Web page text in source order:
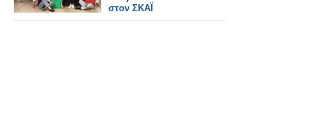
στον ΣΚΑΪ